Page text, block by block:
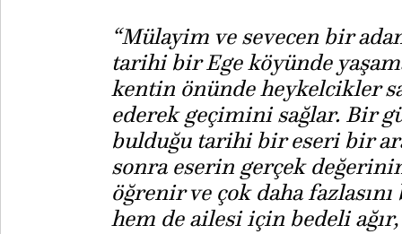
“Mülayim ve sevecen bir
tarihi bir Ege köyünde
kentin önünde heykelcikler
ederek geçimini sağlar. Bir
bulduğu tarihi bir eseri bir
sonra eserin gerçek
öğrenir ve çok daha
hem de ailesi için bedeli